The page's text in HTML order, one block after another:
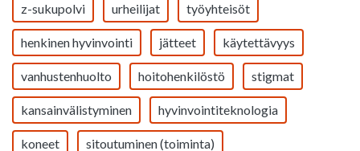
z-sukupolvi urheilijat työyhteisöt
henkinen hyvinvointi jätteet käytettävyys
vanhustenhuolto hoitohenkilöstö stigmat
kansainvälistyminen hyvinvointiteknologia
koneet sitoutuminen (toiminta)